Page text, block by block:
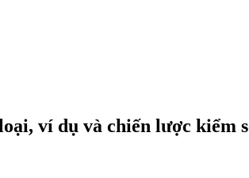
ví dụ và chiến lược kiểm